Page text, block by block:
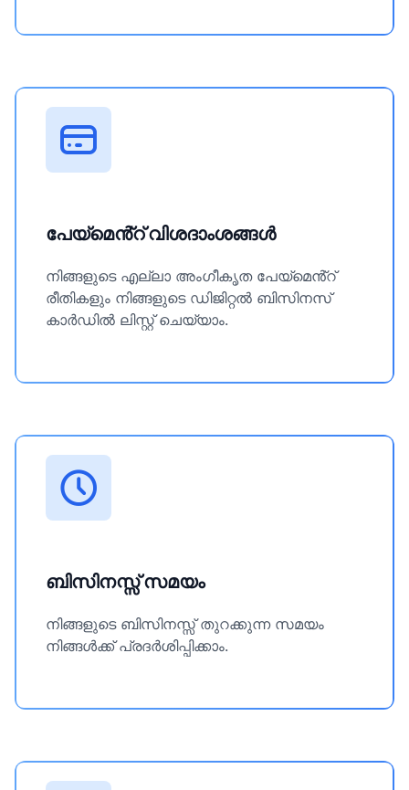
പേയ്മെൻ്റ് വിശദാംശങ്ങൾ
നിങ്ങളുടെ എല്ലാ അംഗീകൃത പേയ്‌മെൻ്റ്
രീതികളും നിങ്ങളുടെ ഡിജിറ്റൽ ബിസിനസ്
കാർഡിൽ ലിസ്റ്റ് ചെയ്യാം.
ബിസിനസ്സ് സമയം
നിങ്ങളുടെ ബിസിനസ്സ് തുറക്കുന്ന സമയം
നിങ്ങൾക്ക് പ്രദർശിപ്പിക്കാം.